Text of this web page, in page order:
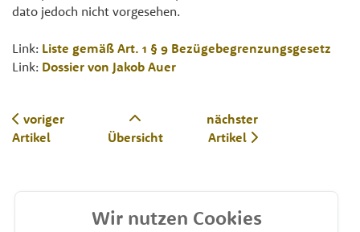
dato jedoch nicht vorgesehen.
Link: Liste gemäß Art. 1 § 9 Bezügebegrenzungsgesetz
Link: Dossier von Jakob Auer
voriger
Artikel
Übersicht
nächster
Artikel
Wir nutzen Cookies